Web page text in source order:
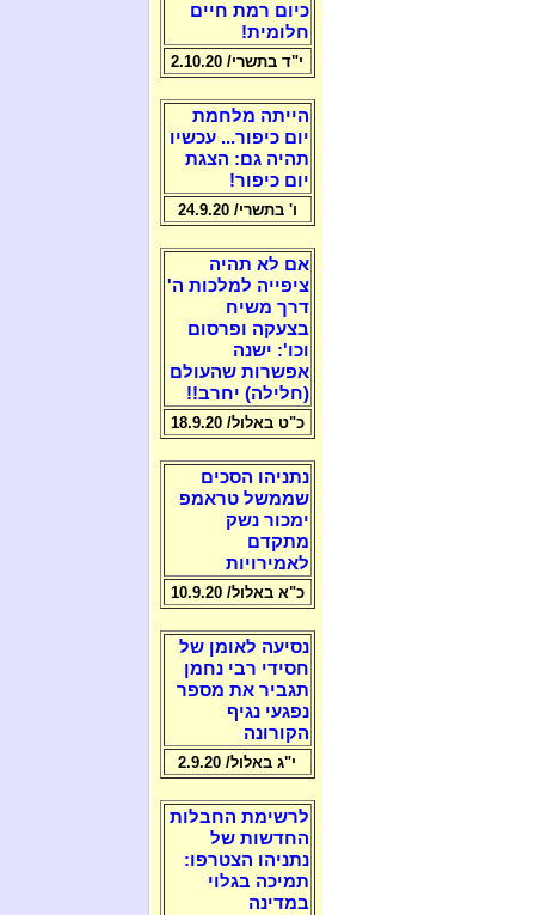
כיום רמת חיים
חלומית!
י"ד בתשרי/ 2.10.20
הייתה מלחמת
יום כיפור... עכשיו
תהיה גם: הצגת
יום כיפור!
ו' בתשרי/ 24.9.20
אם לא תהיה
ציפייה למלכות ה'
דרך משיח
בצעקה ופרסום
וכו': ישנה
אפשרות שהעולם
(חלילה) יחרב!!
כ"ט באלול/ 18.9.20
נתניהו הסכים
שממשל טראמפ
ימכור נשק
מתקדם
לאמירויות
כ"א באלול/ 10.9.20
נסיעה לאומן של
חסידי רבי נחמן
תגביר את מספר
נפגעי נגיף
הקורונה
י"ג באלול/ 2.9.20
לרשימת החבלות
החדשות של
נתניהו הצטרפו:
תמיכה בגלוי
במדינה